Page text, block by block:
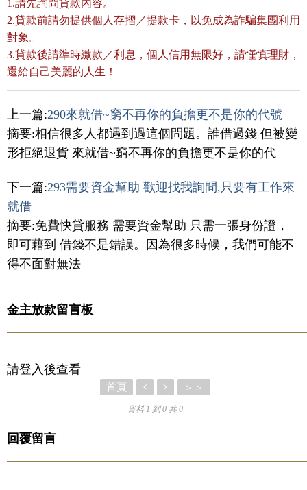
1.請先詢問貸款內容。
2.貸款前請勿提供個人存摺／提款卡，以免成為詐騙集團利用
對象。
3.貸款後請準時繳款／利息，個人信用無限好，請慬慎理財，
還給自己美麗的人生！
上一篇:290來就借~窮不再你的負擔更不是你的代號
摘要:相信很多人都遇到過這個問題。誰借過錢 但被變
形拒絕退貨 來就借~窮不再你的負擔更不是你的代
下一篇:293需要資金幫助 歡迎找我詢問,只要有工作來
就借
摘要:免費快貸服務 需要資金幫助 只需一張身份證，
即可藉到 借錢不是錯誤。因為很多時候，我們可能不
得不面對無法
金主放款留言板
請登入後查看
首頁 < > ＞＞
資料 1 到 0 共 0
回覆留言